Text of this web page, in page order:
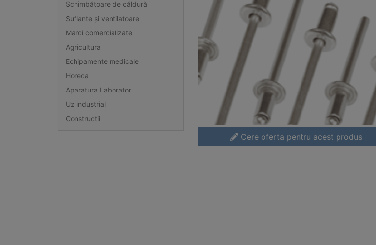
Schimbătoare de căldură
Suflante și ventilatoare
Marci comercializate
Agricultura
Echipamente medicale
Horeca
Aparatura Laborator
Uz industrial
Constructii
Cere oferta pentru acest produs